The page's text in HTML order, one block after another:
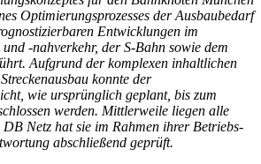
Optimierungsprozesses der Ausbaubedarf
Entwicklungen im
-nahverkehr, der S-Bahn sowie dem
Aufgrund der komplexen inhaltlichen
konnte der
wie ursprünglich geplant, bis zum
werden. Mittlerweile liegen alle
Netz hat sie im Rahmen ihrer Betriebs-
abschließend geprüft.